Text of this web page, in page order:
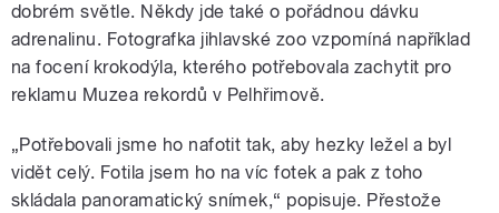
dobrém světle. Někdy jde také o pořádnou dávku
adrenalinu. Fotografka jihlavské zoo vzpomíná například
na focení krokodýla, kterého potřebovala zachytit pro
reklamu Muzea rekordů v Pelhřimově.
„Potřebovali jsme ho nafotit tak, aby hezky ležel a byl
vidět celý. Fotila jsem ho na víc fotek a pak z toho
skládala panoramatický snímek,“ popisuje. Přestože